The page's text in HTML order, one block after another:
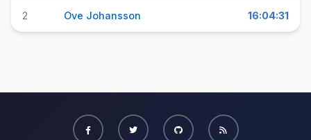
2 Ove Johansson 16:04:31